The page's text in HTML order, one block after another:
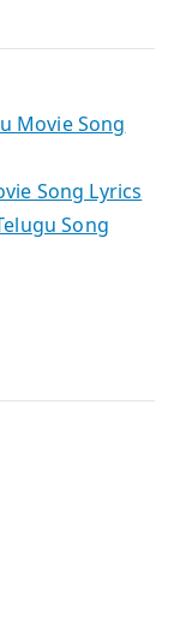
Movie Song
Song Lyrics
Song